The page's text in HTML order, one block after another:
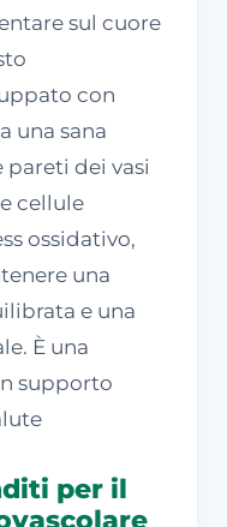
sul cuore
con
una sana
pareti dei vasi
cellule
ossidativo,
una
e una
È una
supporto
per il